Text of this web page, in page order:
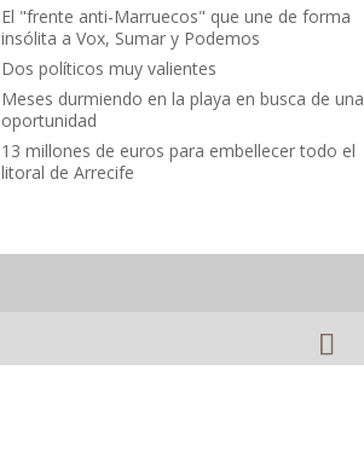
El "frente anti-Marruecos" que une de forma
insólita a Vox, Sumar y Podemos
Dos políticos muy valientes
Meses durmiendo en la playa en busca de una
oportunidad
13 millones de euros para embellecer todo el
litoral de Arrecife